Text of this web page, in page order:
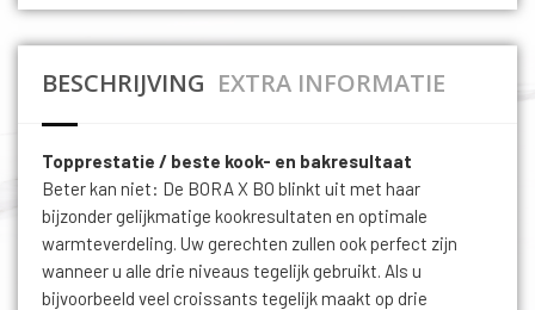
BESCHRIJVING EXTRA INFORMATIE
Topprestatie / beste kook- en bakresultaat
Beter kan niet: De BORA X BO blinkt uit met haar
bijzonder gelijkmatige kookresultaten en optimale
warmteverdeling. Uw gerechten zullen ook perfect zijn
wanneer u alle drie niveaus tegelijk gebruikt. Als u
bijvoorbeeld veel croissants tegelijk maakt op drie